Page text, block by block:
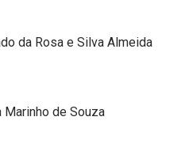
da Rosa e Silva Almeida
Marinho de Souza